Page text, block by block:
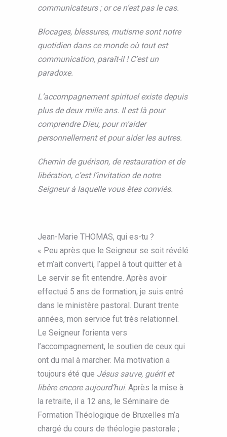
communicateurs ; or ce n’est pas le cas.
Blocages, blessures, mutisme sont notre
quotidien dans ce monde où tout est
communication, paraît-il ! C’est un
paradoxe.
L’accompagnement spirituel existe depuis
plus de deux mille ans. Il est là pour
comprendre Dieu, pour m’aider
personnellement et pour aider les autres.
Chemin de guérison, de restauration et de
libération, c’est l’invitation de notre
Seigneur à laquelle vous êtes conviés.
Jean-Marie THOMAS, qui es-tu ?
« Peu après que le Seigneur se soit révélé
et m’ait converti, l’appel à tout quitter et à
Le servir se fit entendre. Après avoir
effectué 5 ans de formation, je suis entré
dans le ministère pastoral. Durant trente
années, mon service fut très relationnel.
Le Seigneur l’orienta vers
l’accompagnement, le soutien de ceux qui
ont du mal à marcher. Ma motivation a
toujours été que Jésus sauve, guérit et
libère encore aujourd’hui. Après la mise à
la retraite, il a 12 ans, le Séminaire de
Formation Théologique de Bruxelles m’a
chargé du cours de théologie pastorale ;